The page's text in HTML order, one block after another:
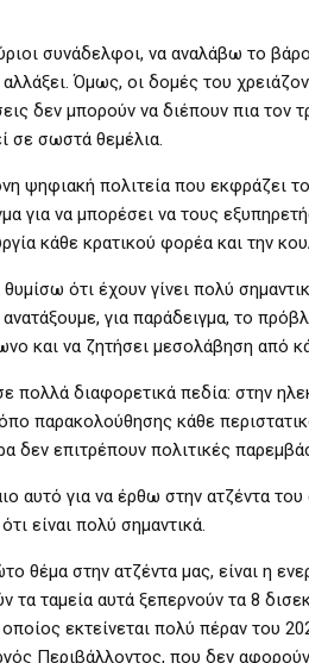
συνάδελφοι, να αναλάβω το
Όμως, οι δομές του
δεν μπορούν να διέπουν πια τον
σε σωστά θεμέλια.
ψηφιακή πολιτεία που εκφράζει
για να μπορέσει να τους
κάθε κρατικού φορέα και την
ότι έχουν γίνει πολύ
για παράδειγμα, το
και να ζητήσει μεσολάβηση από
πολλά διαφορετικά πεδία: στην
παρακολούθησης κάθε
δεν επιτρέπουν πολιτικές
αυτό για να έρθω στην ατζέντα
είναι πολύ σημαντικά.
θέμα στην ατζέντα μας, είναι η
τα ταμεία αυτά ξεπερνούν τα 8
εκτείνεται πολύ πέραν του
Περιβάλλοντος, που δεν